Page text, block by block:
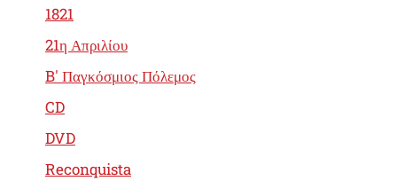
1821
21η Απριλίου
B' Παγκόσμιος Πόλεμος
CD
DVD
Reconquista